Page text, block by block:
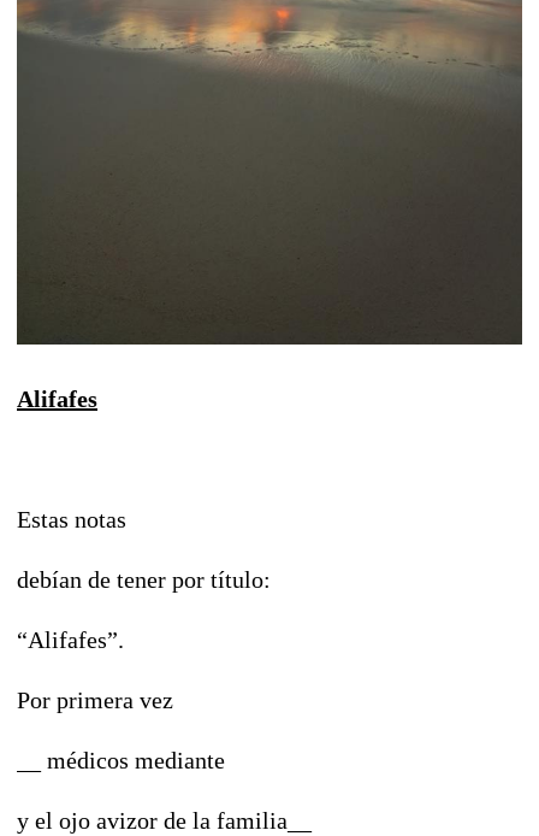
Alifafes
Estas notas
debían de tener por título:
“Alifafes”.
Por primera vez
__ médicos mediante
y el ojo avizor de la familia__